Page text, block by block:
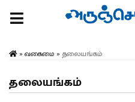
» வகைமை » தலையங்கம்
தலையங்கம்